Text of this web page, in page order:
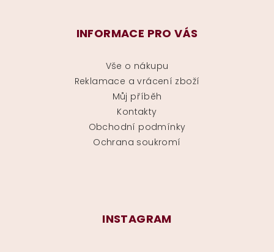
INFORMACE PRO VÁS
Vše o nákupu
Reklamace a vrácení zboží
Můj příběh
Kontakty
Obchodní podmínky
Ochrana soukromí
INSTAGRAM